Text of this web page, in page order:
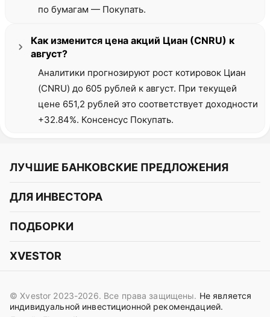
по бумагам — Покупать.
Как изменится цена акций Циан (CNRU) к
август?
Аналитики прогнозируют рост котировок Циан
(CNRU) до 605 рублей к август. При текущей
цене 651,2 рублей это соответствует доходности
+32.84%. Консенсус Покупать.
ЛУЧШИЕ БАНКОВСКИЕ ПРЕДЛОЖЕНИЯ
Альфа-Банк
СБЕР
Газпромбанк
OZON Банк
ДЛЯ ИНВЕСТОРА
Курс акций
Курс облигаций
Прогнозы на криптовалюты
ПОДБОРКИ
Подборки акций
Подборки облигаций
XVESTOR
Вконтакте
© Xvestor 2023-2026. Все права защищены. Не является
индивидуальной инвестиционной рекомендацией.